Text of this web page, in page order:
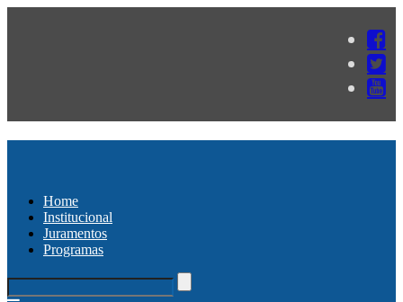
Home
Institucional
Juramentos
Programas